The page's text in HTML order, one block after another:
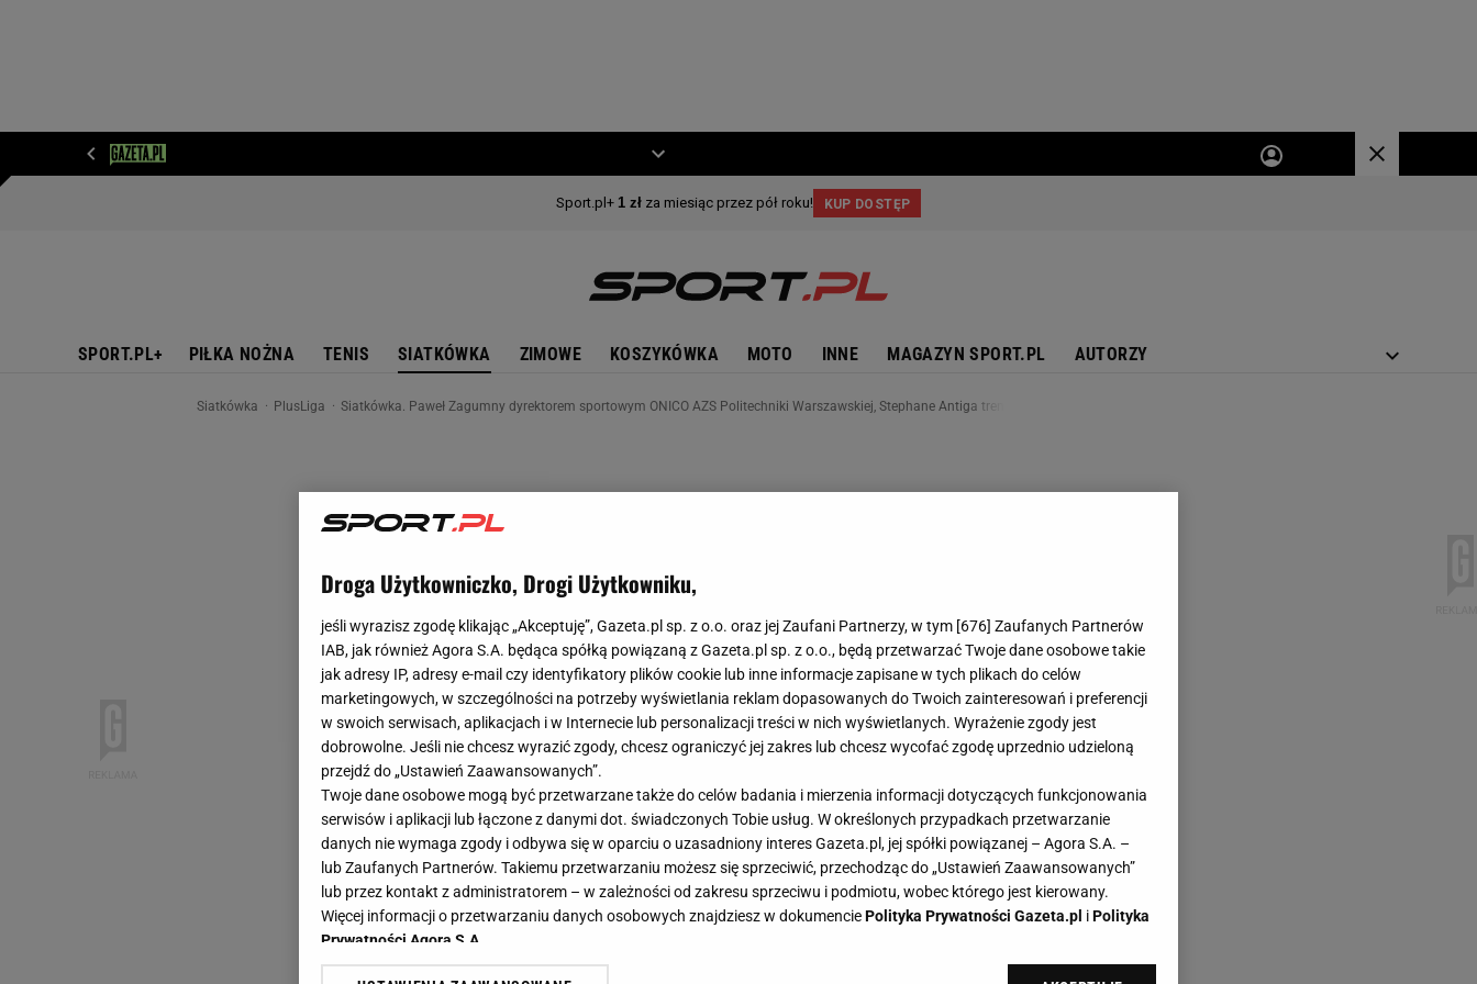
SPORT.PL+ PIŁKA NOŻNA TENIS SIATKÓWKA ZIMOWE KOSZYKÓWKA MOTO INNE MAGAZYN SPORT.PL AUTORZY
Siatkówka PlusLiga Siatkówka. Paweł Zagumny dyrektorem sportowym ONICO AZS Politechniki Warszawskiej, Stephane Antiga trenerem
Droga Użytkowniczko, Drogi Użytkowniku,
jeśli wyrazisz zgodę klikając „Akceptuję”, Gazeta.pl sp. z o.o. oraz jej Zaufani Partnerzy, w tym [676] Zaufanych Partnerów
IAB, jak również Agora S.A. będąca spółką powiązaną z Gazeta.pl sp. z o.o., będą przetwarzać Twoje dane osobowe takie
jak adresy IP, adresy e-mail czy identyfikatory plików cookie lub inne informacje zapisane w tych plikach do celów
marketingowych, w szczególności na potrzeby wyświetlania reklam dopasowanych do Twoich zainteresowań i preferencji
w swoich serwisach, aplikacjach i w Internecie lub personalizacji treści w nich wyświetlanych. Wyrażenie zgody jest
dobrowolne. Jeśli nie chcesz wyrazić zgody, chcesz ograniczyć jej zakres lub chcesz wycofać zgodę uprzednio udzieloną
przejdź do „Ustawień Zaawansowanych”.
Twoje dane osobowe mogą być przetwarzane także do celów badania i mierzenia informacji dotyczących funkcjonowania
serwisów i aplikacji lub łączone z danymi dot. świadczonych Tobie usług. W określonych przypadkach przetwarzanie
danych nie wymaga zgody i odbywa się w oparciu o uzasadniony interes Gazeta.pl, jej spółki powiązanej – Agora S.A. –
lub Zaufanych Partnerów. Takiemu przetwarzaniu możesz się sprzeciwić, przechodząc do „Ustawień Zaawansowanych”
lub przez kontakt z administratorem – w zależności od zakresu sprzeciwu i podmiotu, wobec którego jest kierowany.
Więcej informacji o przetwarzaniu danych osobowych znajdziesz w dokumenciePolityka Prywatności Gazeta.pl iPolityka
Prywatności Agora S.A.